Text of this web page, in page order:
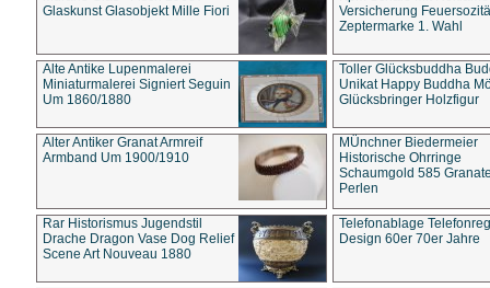
Glaskunst Glasobjekt Mille Fiori
Versicherung
Zeptermarke 1. Wahl
Alte Antike Lupenmalerei
Miniaturmalerei Signiert Seguin
Um 1860/1880
Toller Glücksbuddha
Unikat Happy Buddha
Glücksbringer Holzfigur
Alter Antiker Granat Armreif
Armband Um 1900/1910
MÜnchner Biedermeier
Historische Ohrringe
Schaumgold 585
Perlen
Rar Historismus Jugendstil
Drache Dragon Vase Dog Relief
Scene Art Nouveau 1880
Telefonablage
Design 60er 70er Jahre